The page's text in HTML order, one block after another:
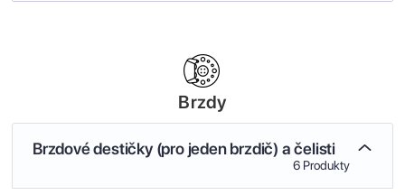
Brzdy
Brzdové destičky (pro jeden brzdič) a čelisti
6 Produkty